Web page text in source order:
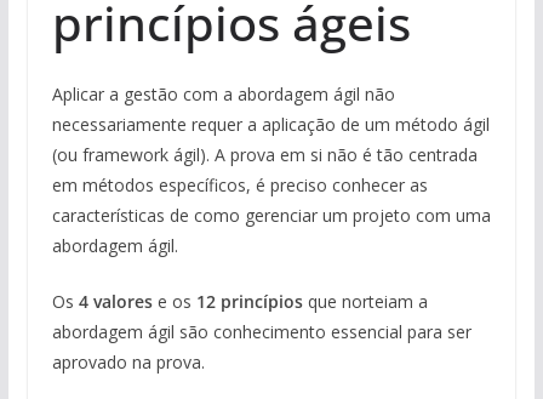
princípios ágeis
Aplicar a gestão com a abordagem ágil não
necessariamente requer a aplicação de um método ágil
(ou framework ágil). A prova em si não é tão centrada
em métodos específicos, é preciso conhecer as
características de como gerenciar um projeto com uma
abordagem ágil.
Os 4 valorese os 12 princípiosque norteiam a
abordagem ágil são conhecimento essencial para ser
aprovado na prova.